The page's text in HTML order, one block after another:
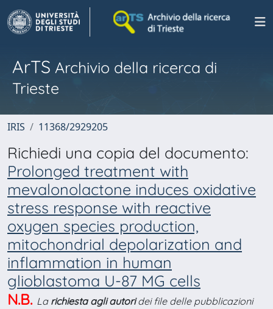
ArTS Archivio della ricerca di
Trieste
IRIS 11368/2929205
Richiedi una copia del documento:
Prolonged treatment with
mevalonolactone induces oxidative
stress response with reactive
oxygen species production,
mitochondrial depolarization and
inflammation in human
glioblastoma U-87 MG cells
N.B. La richiesta agli autoridei file delle pubblicazioni